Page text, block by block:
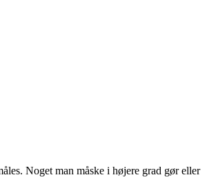
Noget man måske i højere grad gør eller